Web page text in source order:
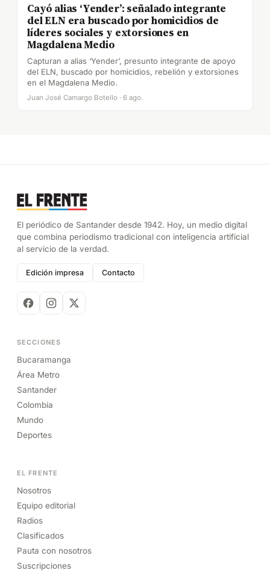
Cayó alias ‘Yender’: señalado integrante
del ELN era buscado por homicidios de
líderes sociales y extorsiones en
Magdalena Medio
Capturan a alias ‘Yender’, presunto integrante de apoyo
del ELN, buscado por homicidios, rebelión y extorsiones
en el Magdalena Medio.
Juan José Camargo Botello · 6 ago.
El periódico de Santander desde 1942. Hoy, un medio digital
que combina periodismo tradicional con inteligencia artificial
al servicio de la verdad.
Edición impresa Contacto
SECCIONES
Bucaramanga
Área Metro
Santander
Colombia
Mundo
Deportes
EL FRENTE
Nosotros
Equipo editorial
Radios
Clasificados
Pauta con nosotros
Suscripciones